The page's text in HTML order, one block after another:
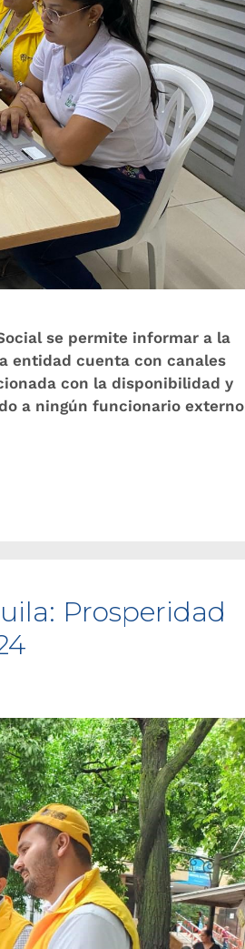
se permite informar a la
entidad cuenta con canales
con la disponibilidad y
a ningún funcionario externo
Prosperidad